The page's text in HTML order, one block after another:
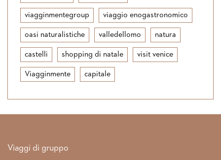
viagginmentegroup viaggio enogastronomico
oasi naturalistiche valledellomo natura
castelli shopping di natale visit venice
Viagginmente capitale
Link rapidi
Viaggi di gruppo